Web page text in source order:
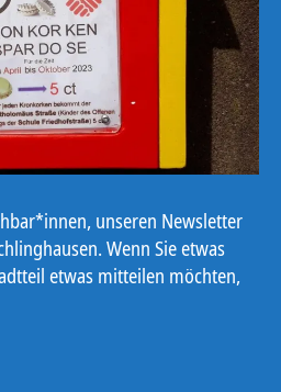
unseren Newsletter
Wenn Sie etwas
etwas mitteilen möchten,